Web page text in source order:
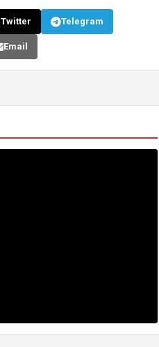
Twitter Telegram
Email